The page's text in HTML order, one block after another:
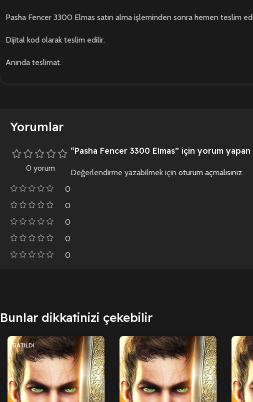
Pasha Fencer 3300 Elmas satın alma işleminden sonra hemen teslim
Dijital kod olarak teslim edilir.
Anında teslimat.
Yorumlar
0 yorum
0
0
0
0
0
“Pasha Fencer 3300 Elmas” için yorum
Değerlendirme yazabilmek için oturum açmalısınız.
Bunlar dikkatinizi çekebilir
SATILDI